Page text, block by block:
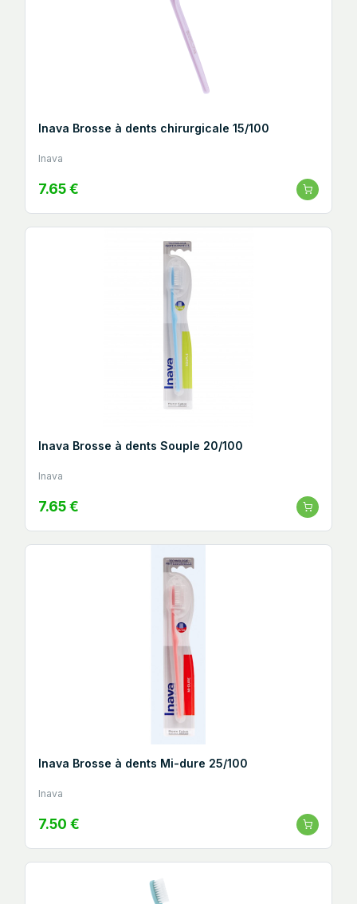
Inava Brosse à dents chirurgicale 15/100
Inava
7.65 €
Inava Brosse à dents Souple 20/100
Inava
7.65 €
Inava Brosse à dents Mi-dure 25/100
Inava
7.50 €